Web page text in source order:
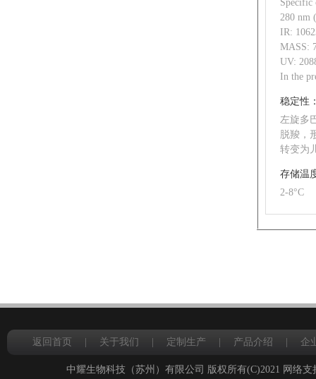
Specific
280 nm
IR:
MASS:
UV:
In the
稳定性
左旋多
脱羧，
转变为
存储温
2-8°C
返回首页 关于我们 定制生产 产品介绍 企
中耀生物科技（苏州）有限公司 版权所有(C)2021 网络支